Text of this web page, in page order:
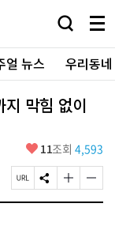
검
창
열
기
메
뉴
전
체
보
얼 뉴스 우리동
지 막힘 없이
좋
요
11조회 4,593
페
이
S
N
글
자
글
자